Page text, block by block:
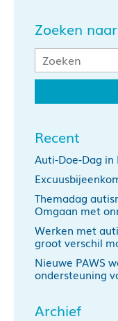
Zoeken
Recent
Auti-Doe-Dag
Themadag
Omgaan met
Werken met
groot verschil
Nieuwe PAWS
ondersteuning
Archief